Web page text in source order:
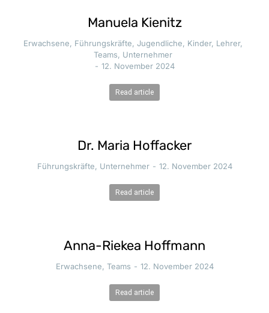
Manuela Kienitz
Erwachsene, Führungskräfte, Jugendliche, Kinder, Lehrer,
Teams, Unternehmer
12. November 2024
Read article
Dr. Maria Hoffacker
Führungskräfte, Unternehmer 12. November 2024
Read article
Anna-Riekea Hoffmann
Erwachsene, Teams 12. November 2024
Read article